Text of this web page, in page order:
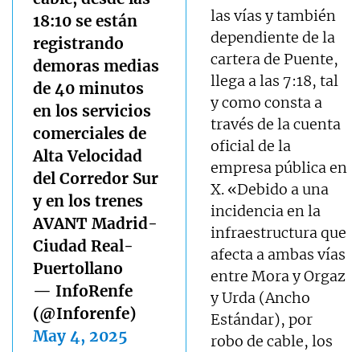
18:10 se están
registrando
demoras medias
de 40 minutos
en los servicios
comerciales de
Alta Velocidad
del Corredor Sur
y en los trenes
AVANT Madrid-
Ciudad Real-
Puertollano
— InfoRenfe
(@Inforenfe)
May 4, 2025
las vías y también
dependiente de la
cartera de Puente,
llega a las 7:18, tal
y como consta a
través de la cuenta
oficial de la
empresa pública en
X. «Debido a una
incidencia en la
infraestructura que
afecta a ambas vías
entre Mora y Orgaz
y Urda (Ancho
Estándar), por
robo de cable, los